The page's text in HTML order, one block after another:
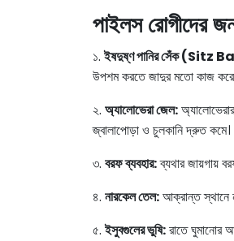
পাইলস রোগীদের
১.ইষদুষ্ণ পানির সেঁক (Sitz
উপশম করতে জাদুর মতো কাজ
২. অ্যালোভেরা জেল:
জ্বালাপোড়া ও চুলকানি দ্রুত কমে।
৩. বরফ ব্যবহার:ব্যথার জায়গায়
৪. নারকেল তেল:আক্রান্ত স্থানে
৫.ইসুবগুলের ভুষি:রাতে ঘুমানোর